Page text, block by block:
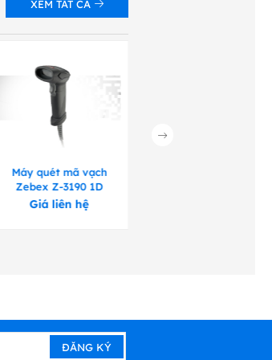
XEM TẤT CẢ
Máy quét mã vạch
Zebex Z-3190 1D
Giá liên hệ